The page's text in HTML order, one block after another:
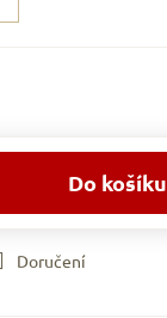
Do košíku
Doručení